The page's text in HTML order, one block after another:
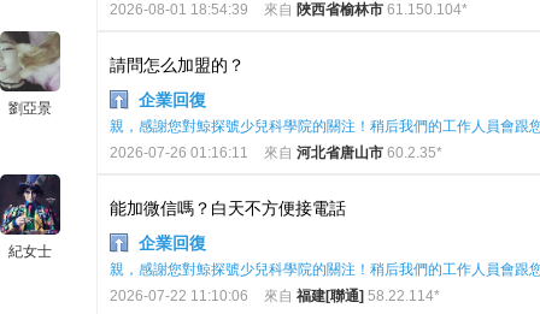
2026-08-01 18:54:39
來自 陜西省榆林市 61.150.104*
劉亞景
請問怎么加盟的？
企業回復
親，感謝您對鯨探號少兒科學院的關注！稍后我們的工作人員會跟
2026-07-26 01:16:11
來自 河北省唐山市 60.2.35*
紀女士
能加微信嗎？白天不方便接電話
企業回復
親，感謝您對鯨探號少兒科學院的關注！稍后我們的工作人員會跟
2026-07-22 11:10:06
來自 福建[聯通] 58.22.114*